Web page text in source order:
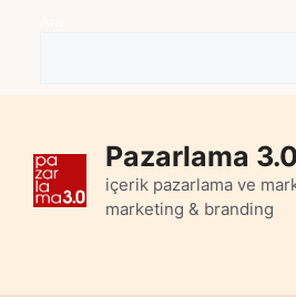
Pazarlama 3.0
içerik pazarlama ve
marketing & branding